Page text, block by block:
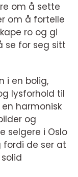
om å sette
om å fortelle
ro og gi
se for seg sitt
i en bolig,
lysforhold til
harmonisk
og
selgere i Oslo
fordi de ser at